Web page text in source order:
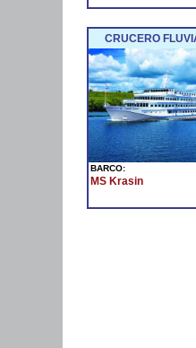
CRUCERO
BARCO:
MS Krasin